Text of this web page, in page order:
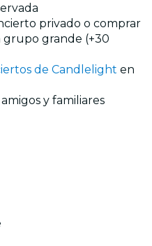
privado o comprar
grupo grande (+30
de Candlelight en
y familiares